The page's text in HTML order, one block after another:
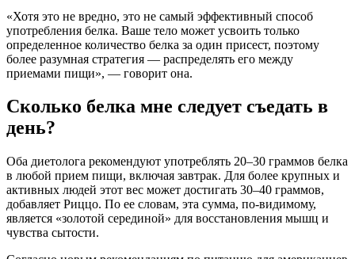
«Хотя это не вредно, это не самый эффективный способ
употребления белка. Ваше тело может усвоить только
определенное количество белка за один присест, поэтому
более разумная стратегия — распределять его между
приемами пищи», — говорит она.
Сколько белка мне следует съедать в
день?
Оба диетолога рекомендуют употреблять 20–30 граммов белка
в любой прием пищи, включая завтрак. Для более крупных и
активных людей этот вес может достигать 30–40 граммов,
добавляет Риццо. По ее словам, эта сумма, по-видимому,
является «золотой серединой» для восстановления мышц и
чувства сытости.